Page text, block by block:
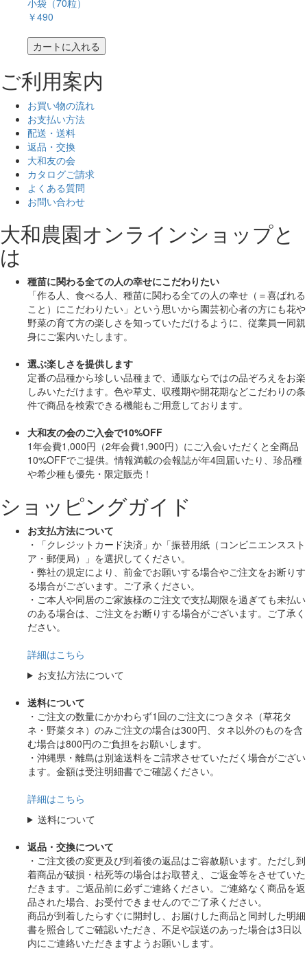
小袋（70粒）
￥490
カートに入れる
ご利用案内
お買い物の流れ
お支払い方法
配送・送料
返品・交換
大和友の会
カタログご請求
よくある質問
お問い合わせ
大和農園オンラインショップと
は
種苗に関わる全ての人の幸せにこだわりたい
「作る人、食べる人、種苗に関わる全ての人の幸せ（＝喜ばれる
こと）にこだわりたい」 という思いから園芸初心者の方にも花や
野菜の育て方の楽しさを知っていただけるように、従業員一同親
身にご案内いたします。
選ぶ楽しさを提供します
定番の品種から珍しい品種まで、通販ならではの品ぞろえをお楽
しみいただけます。色や草丈、収穫期や開花期などこだわりの条
件で商品を検索できる機能もご用意しております。
大和友の会のご入会で10%OFF
1年会費1,000円（2年会費1,900円）にご入会いただくと全商品
10%OFFでご提供。情報満載の会報誌が年4回届いたり、珍品種
や希少種も優先・限定販売！
ショッピングガイド
お支払方法について
・「クレジットカード決済」か「振替用紙（コンビニエンススト
ア・郵便局）」を選択してください。
・弊社の規定により、前金でお願いする場合やご注文をお断りす
る場合がございます。ご了承ください。
・ご本人や同居のご家族様のご注文で支払期限を過ぎても未払い
のある場合は、ご注文をお断りする場合がございます。ご了承く
ださい。
詳細はこちら
お支払方法について
送料について
・ご注文の数量にかかわらず1回のご注文につきタネ（草花タ
ネ・野菜タネ）のみご注文の場合は300円、タネ以外のものを含
む場合は800円のご負担をお願いします。
・沖縄県・離島は別途送料をご請求させていただく場合がござい
ます。金額は受注明細書でご確認ください。
詳細はこちら
送料について
返品・交換について
・ご注文後の変更及び到着後の返品はご容赦願います。ただし到
着商品が破損・枯死等の場合はお取替え、ご返金等をさせていた
だきます。ご返品前に必ずご連絡ください。ご連絡なく商品を返
品された場合、お受付できませんのでご了承ください。
商品が到着したらすぐに開封し、お届けした商品と同封した明細
書を照合してご確認いただき、不足や誤送のあった場合は3日以
内にご連絡いただきますようお願いします。